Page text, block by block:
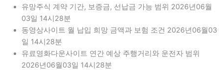
유망주식 계약 기간, 보증금, 선납금 가능 범위 2026년06월
03일 14시28분
동영상사이트 월 납입 희망 금액과 보험 조건 2026년06월03
일 14시28분
유료영화다운사이트 연간 예상 주행거리와 운전자 범위
2026년06월03일 14시28분